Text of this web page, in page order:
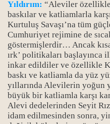
Yıldırım: “Aleviler
baskılar ve katliamlarla
Kurtuluş Savaşı’na tüm
Cumhuriyet rejimine de
göstermişlerdir… Ancak
ırk’ politikaları
inkar edildiler ve özellikle
baskı ve katliamla da yüz
yıllarında Alevilerin yoğun
büyük bir katliamla karşı
Alevi dedelerinden Seyit
idam edilmesinden sonra,